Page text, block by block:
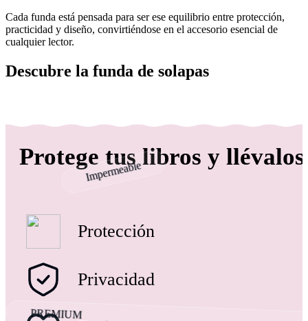
Cada funda está pensada para ser ese equilibrio entre protección,
practicidad y diseño, convirtiéndose en el accesorio esencial de
cualquier lector.
Descubre la funda de solapas
PREMIUM
Impermeable
Protege tus libros y
Protección
Privacidad